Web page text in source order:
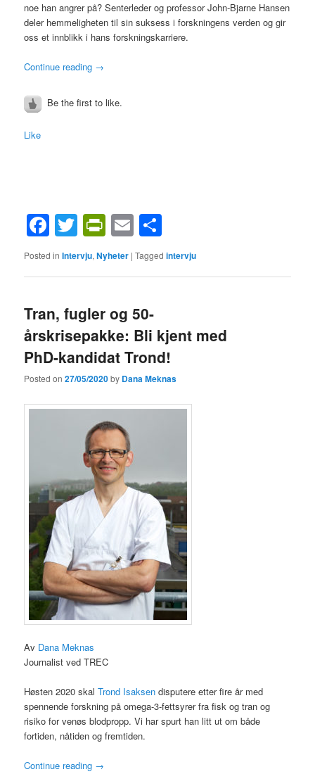
noe han angrer på? Senterleder og professor John-Bjarne Hansen
deler hemmeligheten til sin suksess i forskningens verden og gir
oss et innblikk i hans forskningskarriere.
Continue reading →
Be the first to like.
Like
Facebook
Twitter
PrintFriendly
Email
Posted in Intervju,Nyheter |Tagged intervju
Tran, fugler og 50-
årskrisepakke: Bli kjent med
PhD-kandidat Trond!
Posted on27/05/2020by Dana Meknas
Av Dana Meknas
Journalist ved TREC
Høsten 2020 skalTrond Isaksen disputere etter fire år med
spennende forskning på omega-3-fettsyrer fra fisk og tran og
risiko for venøs blodpropp. Vi har spurt han litt ut om både
fortiden, nåtiden og fremtiden.
Continue reading →